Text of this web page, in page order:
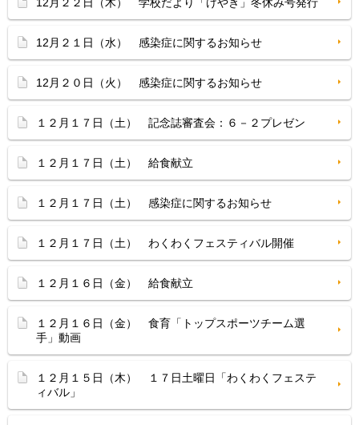
12月２１日（水） 感染症に関するお知らせ
12月２０日（火） 感染症に関するお知らせ
１２月１７日（土） 記念誌審査会：６－２プレゼン
１２月１７日（土） 給食献立
１２月１７日（土） 感染症に関するお知らせ
１２月１７日（土） わくわくフェスティバル開催
１２月１６日（金） 給食献立
１２月１６日（金） 食育「トップスポーツチーム選
手」動画
１２月１５日（木） １７日土曜日「わくわくフェステ
ィバル」